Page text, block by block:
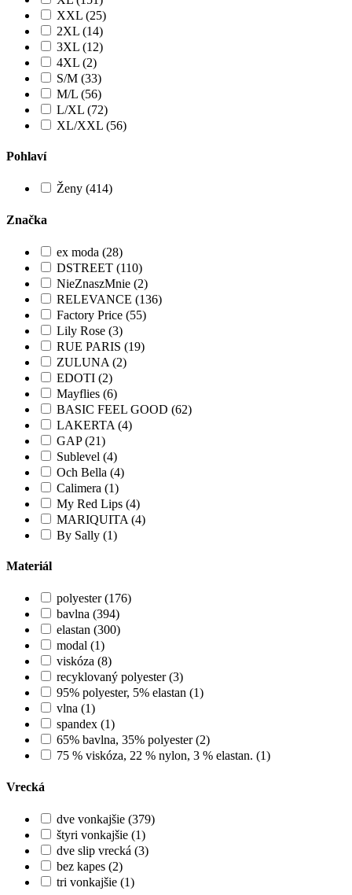
XXL (25)
2XL (14)
3XL (12)
4XL (2)
S/M (33)
M/L (56)
L/XL (72)
XL/XXL (56)
Pohlaví
Ženy (414)
Značka
ex moda (28)
DSTREET (110)
NieZnaszMnie (2)
RELEVANCE (136)
Factory Price (55)
Lily Rose (3)
RUE PARIS (19)
ZULUNA (2)
EDOTI (2)
Mayflies (6)
BASIC FEEL GOOD (62)
LAKERTA (4)
GAP (21)
Sublevel (4)
Och Bella (4)
Calimera (1)
My Red Lips (4)
MARIQUITA (4)
By Sally (1)
Materiál
polyester (176)
bavlna (394)
elastan (300)
modal (1)
viskóza (8)
recyklovaný polyester (3)
95% polyester, 5% elastan (1)
vlna (1)
spandex (1)
65% bavlna, 35% polyester (2)
75 % viskóza, 22 % nylon, 3 % elastan. (1)
Vrecká
dve vonkajšie (379)
štyri vonkajšie (1)
dve slip vrecká (3)
bez kapes (2)
tri vonkajšie (1)